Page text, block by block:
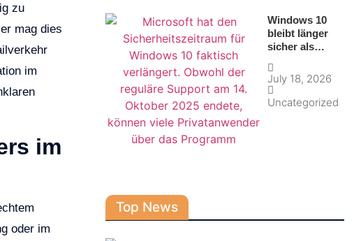
zu
mag dies
im
im
oder im
Windows 10
bleibt länger
sicher als
July 18, 2026
Uncategorized
Top News